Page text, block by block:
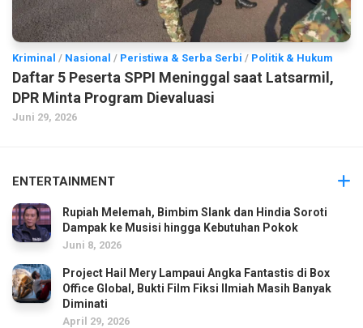
Kriminal / Nasional / Peristiwa & Serba Serbi / Politik & Hukum
Daftar 5 Peserta SPPI Meninggal saat Latsarmil,
DPR Minta Program Dievaluasi
Juni 29, 2026
ENTERTAINMENT
Rupiah Melemah, Bimbim Slank dan Hindia Soroti
Dampak ke Musisi hingga Kebutuhan Pokok
Juni 8, 2026
Project Hail Mery Lampaui Angka Fantastis di Box
Office Global, Bukti Film Fiksi Ilmiah Masih Banyak
Diminati
April 29, 2026